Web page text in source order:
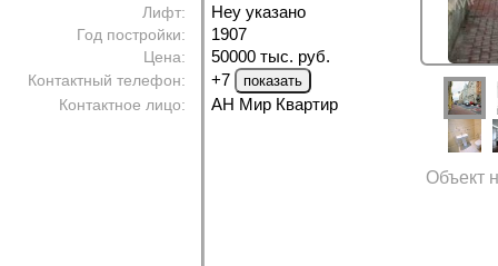
Лифт: Неу указано
Год постройки: 1907
Цена: 50000 тыс. руб.
Контактный телефон: +7
Контактное лицо: АН Мир Квартир
Объект